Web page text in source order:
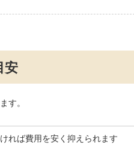
安
す。
れば費用を安く抑えられます